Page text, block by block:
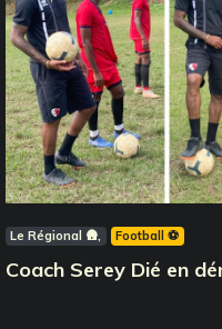
Le Régional 🛖 Football ⚽️
Coach Serey Dié en